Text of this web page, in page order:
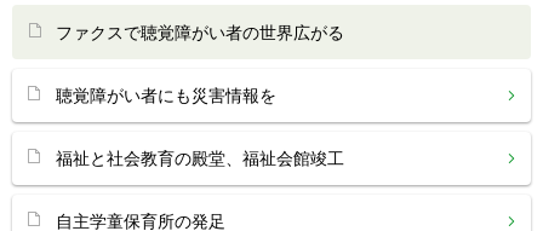
ファクスで聴覚障がい者の世界広がる
聴覚障がい者にも災害情報を
福祉と社会教育の殿堂、福祉会館竣工
自主学童保育所の発足